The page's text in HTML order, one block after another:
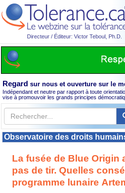
Directeur / Éditeur: Victor Teboul, Ph.D.
Regard sur nous et ouverture sur le
Indépendant et neutre par rapport à toute
vise à promouvoir les grands principes
Observatoire des droits
La fusée de Blue Origin
pas de tir. Quelles
programme lunaire